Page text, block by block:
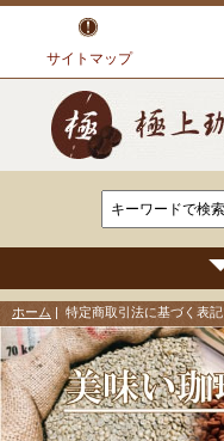
サイトマップ
ホーム | 特定商取引法に基づく表記